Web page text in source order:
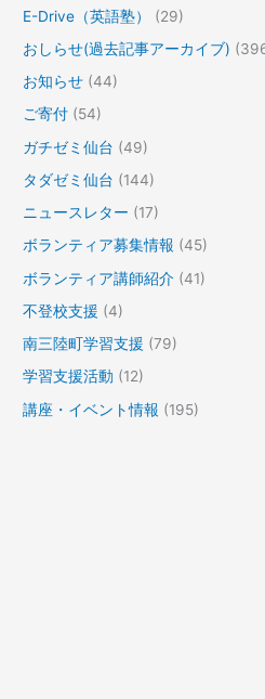
E-Drive（英語塾）
(29)
おしらせ(過去記事アーカイブ)
お知らせ (44)
ご寄付 (54)
ガチゼミ仙台 (49)
タダゼミ仙台 (144)
ニュースレター (17)
ボランティア募集情報 (45)
ボランティア講師紹介 (41)
不登校支援 (4)
南三陸町学習支援 (79)
学習支援活動 (12)
講座・イベント情報 (195)